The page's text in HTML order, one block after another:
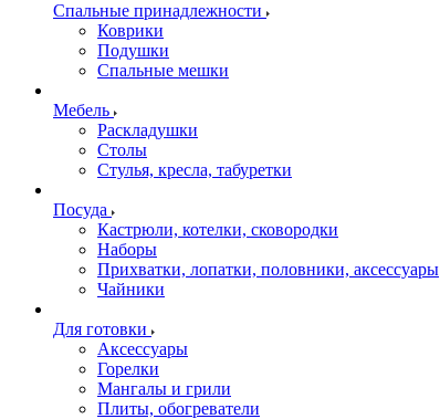
Спальные принадлежности
Коврики
Подушки
Спальные мешки
Мебель
Раскладушки
Столы
Стулья, кресла, табуретки
Посуда
Кастрюли, котелки, сковородки
Наборы
Прихватки, лопатки, половники, аксессуары
Чайники
Для готовки
Аксессуары
Горелки
Мангалы и грили
Плиты, обогреватели